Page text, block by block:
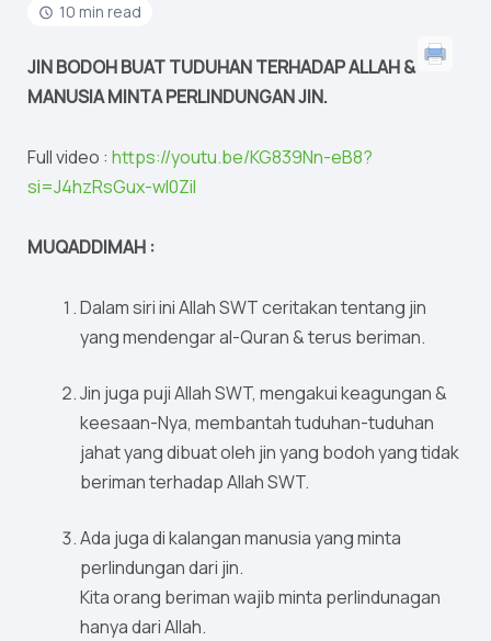
10 min read
JIN BODOH BUAT TUDUHAN TERHADAP ALLAH &
MANUSIA MINTA PERLINDUNGAN JIN.
Full video : https://youtu.be/KG839Nn-eB8?
si=J4hzRsGux-wI0ZiI
MUQADDIMAH :
Dalam siri ini Allah SWT ceritakan tentang jin
yang mendengar al-Quran & terus beriman.
Jin juga puji Allah SWT, mengakui keagungan &
keesaan-Nya, membantah tuduhan-tuduhan
jahat yang dibuat oleh jin yang bodoh yang tidak
beriman terhadap Allah SWT.
Ada juga di kalangan manusia yang minta
perlindungan dari jin.
Kita orang beriman wajib minta perlindunagan
hanya dari Allah.